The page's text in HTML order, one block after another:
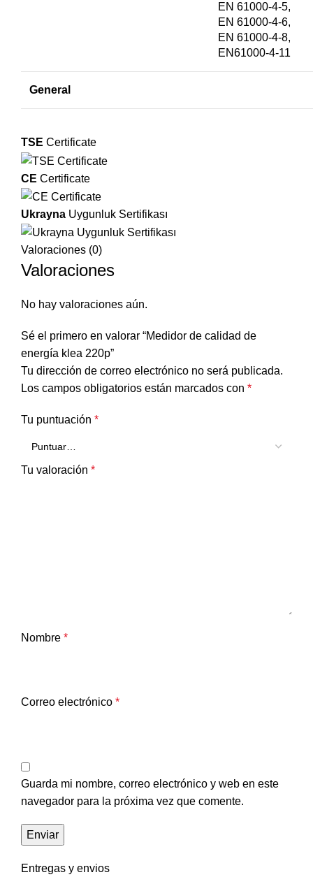
EN 61000-4-5,
EN 61000-4-6,
EN 61000-4-8,
EN61000-4-11
General
TSE Certificate
CE Certificate
Ukrayna Uygunluk Sertifikası
Valoraciones (0)
Valoraciones
No hay valoraciones aún.
Sé el primero en valorar “Medidor de calidad de
energía klea 220p”
Tu dirección de correo electrónico no será publicada.
Los campos obligatorios están marcados con *
Tu puntuación *
Tu valoración *
Nombre *
Correo electrónico *
Guarda mi nombre, correo electrónico y web en este
navegador para la próxima vez que comente.
Entregas y envios